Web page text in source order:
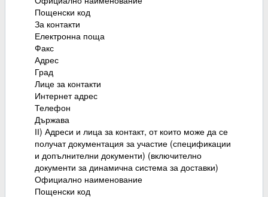
Пощенски код
За контакти
Електронна поща
Факс
Адрес
Град
Лице за контакти
Интернет адрес
Телефон
Държава
ІІ) Адреси и лица за контакт, от които може да се
получат документация за участие (спецификации
и допълнителни документи) (включително
документи за динамична система за доставки)
Официално наименование
Пощенски код